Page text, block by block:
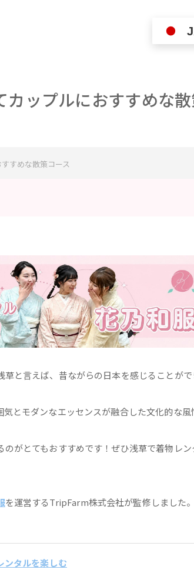
ップルにおすすめな
すめな散策コース
と言えば、昔ながらの日本を感じることが
とモダンなエッセンスが融合した文化的な
がとてもおすすめです！ぜひ浅草で着物レ
を運営するTripFarm株式会社が監修しました
ンタルを楽しむ